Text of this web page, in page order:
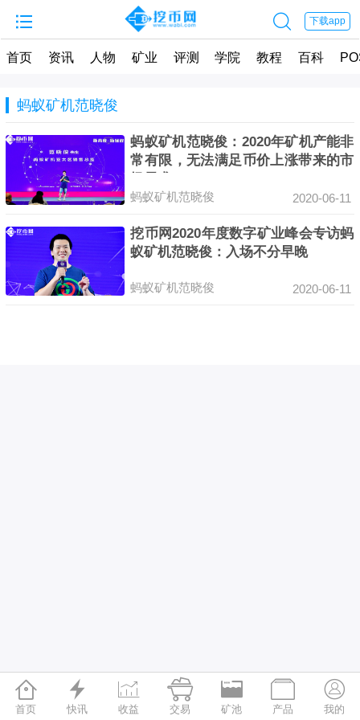
  下载app
首页 资讯 人物 矿业 评测 学院 教程 百科
蚂蚁矿机范晓俊
蚂蚁矿机范晓俊：2020年矿机产能非
常有限，无法满足币价上涨带来的市
蚂蚁矿机范晓俊 2020-06-11
挖币网2020年度数字矿业峰会专访蚂
蚁矿机范晓俊：入场不分早晚
蚂蚁矿机范晓俊 2020-06-11

首页

快讯

收益

交易

矿池

产品

我的